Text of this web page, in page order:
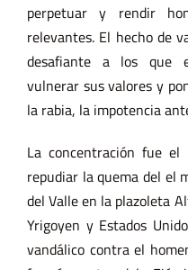
perpetuar y rendir
relevantes. El hecho de
desafiante a los que
vulnerar sus valores y
la rabia, la impotencia
La concentración fue
repudiar la quema del el
del Valle en la plazoleta
Yrigoyen y Estados
vandálico contra el